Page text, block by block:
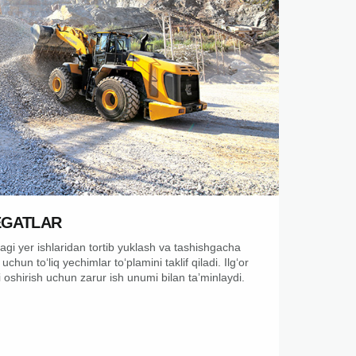
yer ishlaridan tortib yuklash va tashishgacha
toʻliq yechimlar toʻplamini taklif qiladi. Ilgʻor
uchun zarur ish unumi bilan taʼminlaydi.